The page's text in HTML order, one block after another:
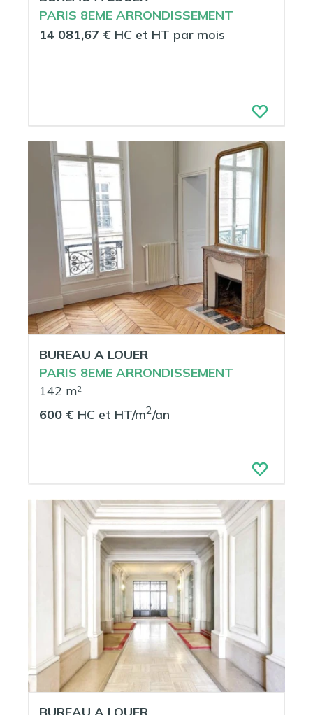
PARIS 8EME ARRONDISSEMENT
14 081,67 € HC et HT par mois
BUREAU A LOUER
PARIS 8EME ARRONDISSEMENT
142 m2
600 € HC et HT/m2/an